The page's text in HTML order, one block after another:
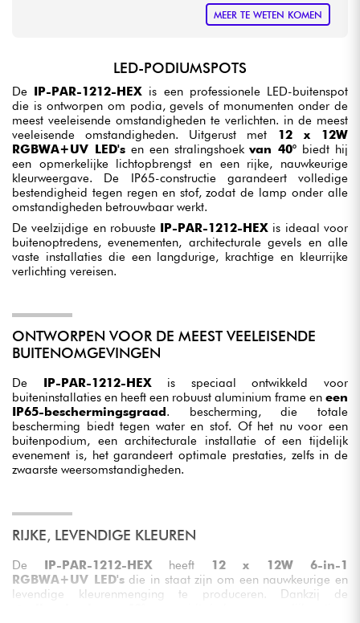
MEER TE WETEN KOMEN
LED-PODIUMSPOTS
De IP-PAR-1212-HEX is een professionele LED-buitenspot
die is ontworpen om podia, gevels of monumenten onder de
meest veeleisende omstandigheden te verlichten. in de meest
veeleisende omstandigheden. Uitgerust met 12 x 12W
RGBWA+UV LED'sen een stralingshoekvan 40° biedt hij
een opmerkelijke lichtopbrengst en een rijke, nauwkeurige
kleurweergave. De IP65-constructie garandeert volledige
bestendigheid tegen regen en stof, zodat de lamp onder alle
omstandigheden betrouwbaar werkt.
De veelzijdige en robuuste IP-PAR-1212-HEX is ideaal voor
buitenoptredens, evenementen, architecturale gevels en alle
vaste installaties die een langdurige, krachtige en kleurrijke
verlichting vereisen.
ONTWORPEN VOOR DE MEEST VEELEISENDE
BUITENOMGEVINGEN
De IP-PAR-1212-HEXis speciaal ontwikkeld voor
buiteninstallaties en heeft een robuust aluminium frame en een
IP65-beschermingsgraad. bescherming, die totale
bescherming biedt tegen water en stof. Of het nu voor een
buitenpodium, een architecturale installatie of een tijdelijk
evenement is, het garandeert optimale prestaties, zelfs in de
zwaarste weersomstandigheden.
RIJKE, LEVENDIGE KLEUREN
De IP-PAR-1212-HEXheeft 12 x 12W 6-in-1
RGBWA+UV LED'sdie in staat zijn om een nauwkeurige en
levendige kleurenmenging te produceren. Dankzij de